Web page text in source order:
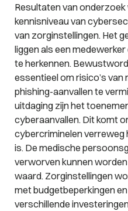
Resultaten van onderzoek
kennisniveau van
van zorginstellingen. Het
liggen als een
te herkennen.
essentieel om risico’s van
phishing-aanvallen te
uitdaging zijn het
cyberaanvallen. Dit komt
cybercriminelen
is. De medische
verworven kunnen
waard. Zorginstellingen
met budgetbeperkingen
verschillende